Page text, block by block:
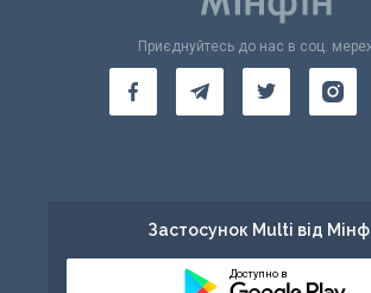
Приєднуйтесь до нас в соц.
Застосунок Multi від
Доступно в